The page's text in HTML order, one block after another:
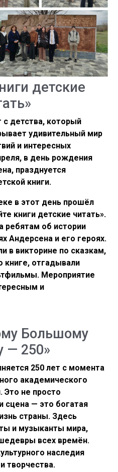
детские
детства, который
удивительный мир
и интересных
в день рождения
празднуется
книги.
в этот день прошёл
книги детские читать».
ребятам об истории
Андерсена и его героях.
в викторине по сказкам,
книге, отгадывали
Мероприятие
и
Большому
— 250»
250 лет с момента
академического
Это не просто
сцена — это богатая
страны. Здесь
и музыканты мира,
всех времён.
наследия
творчества.